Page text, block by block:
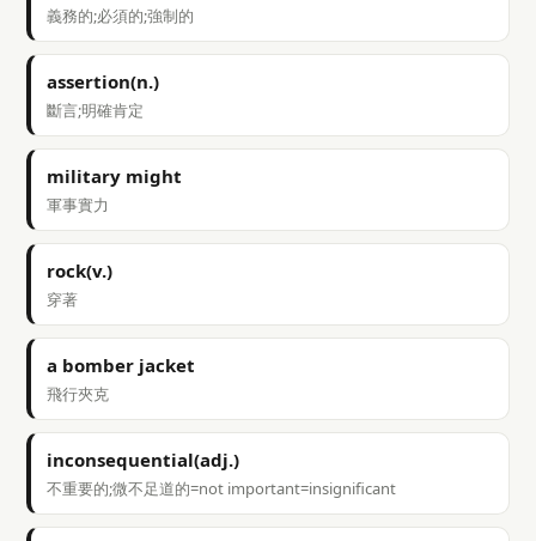
義務的;必須的;強制的
assertion(n.)
斷言;明確肯定
military might
軍事實力
rock(v.)
穿著
a bomber jacket
飛行夾克
inconsequential(adj.)
不重要的;微不足道的=not important=insignificant